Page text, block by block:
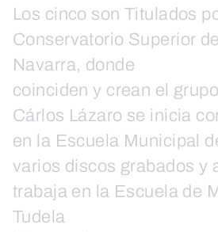
Los cinco son Titulados
Conservatorio Superior
Navarra, donde
coinciden y crean el
Cárlos Lázaro se inicia
en la Escuela Municipal
varios discos grabados y
trabaja en la Escuela de
Tudela